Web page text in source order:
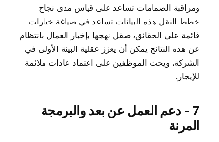
ومراقبة الصمامات تساعد على قياس مدى نجاح
خطط النقل هذه البيانات تساعد في صياغة خيارات
قائمة على الحقائق، صقل نهجها بإخبار العمال بانتظام
عن هذه النتائج يمكن أن يعزز عقلية البيئة الأولى في
الشركة، ويحث الموظفين على اعتماد عادات ملائمة
للإيجار.
7 - دعم العمل عن بعد والبرمجة
المرنة